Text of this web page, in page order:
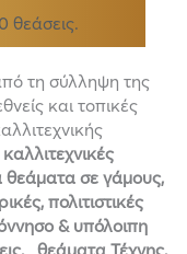
θεάσεις.
τη σύλληψη της
και τοπικές
θεάματα σε γάμους,
πολιτιστικές
& υπόλοιπη